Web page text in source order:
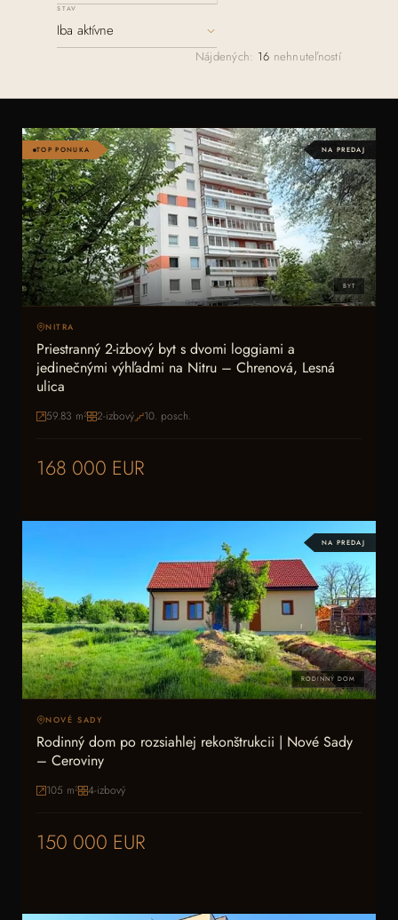
ZAVOLAŤ
lubica.bibenova@fingopartner.sk
STAV
Nájdených: 16 nehnuteľností
TOP PONUKA NA PREDAJ
BYT
NITRA
Priestranný 2-izbový byt s dvomi loggiami a
jedinečnými výhľadmi na Nitru – Chrenová, Lesná
ulica
59.83 m² 2-izbový 10. posch.
168 000 EUR
NA PREDAJ
RODINNÝ DOM
NOVÉ SADY
Rodinný dom po rozsiahlej rekonštrukcii | Nové Sady
– Ceroviny
105 m² 4-izbový
150 000 EUR